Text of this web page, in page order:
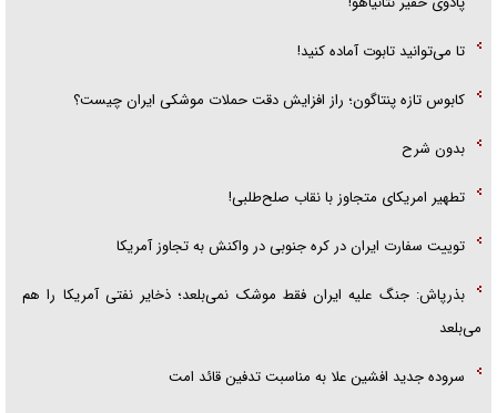
تا می‌توانید تابوت آماده کنید!
کابوس تازه پنتاگون؛ راز افزایش دقت حملات موشکی ایران چیست؟
بدون شرح
تطهیر امریکای متجاوز با نقاب صلح‌طلبی!
توییت سفارت ایران در کره جنوبی در واکنش به تجاوز آمریکا
بذرپاش: ‏جنگ علیه ایران فقط موشک نمی‌بلعد؛ ذخایر نفتی آمریکا را هم
می‌بلعد
سروده جدید افشین علا به مناسبت تدفین قائد امت